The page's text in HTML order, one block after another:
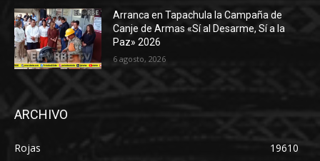
Arranca en Tapachula la Campaña de
Canje de Armas «Sí al Desarme, Sí a la
Paz» 2026
6 agosto, 2026
ARCHIVO
Rojas
19610